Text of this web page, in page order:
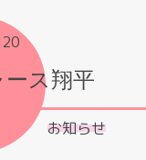
ース翔平
お知らせ